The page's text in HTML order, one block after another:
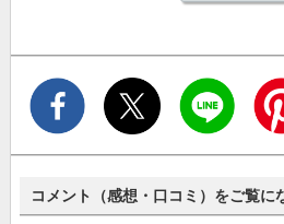
コメント（感想・口コミ）をご覧に